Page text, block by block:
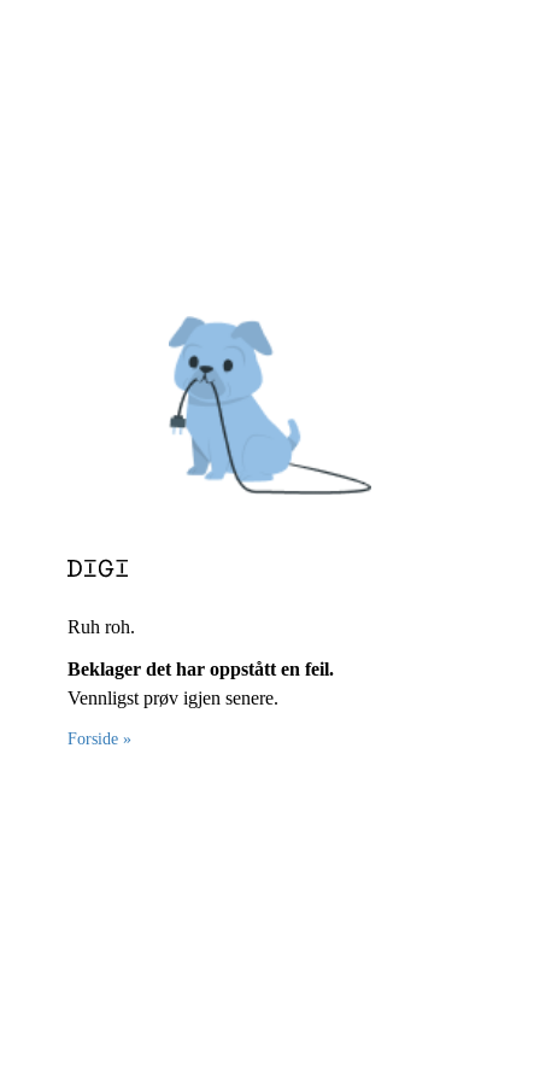
Ruh roh.
Beklager det har oppstått en feil.
Vennligst prøv igjen senere.
Forside »